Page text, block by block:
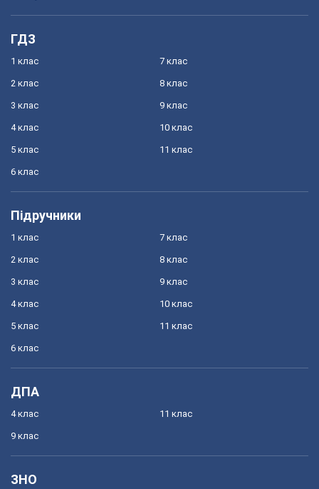
ГДЗ
1 клас
2 клас
3 клас
4 клас
5 клас
6 клас
7 клас
8 клас
9 клас
10 клас
11 клас
Підручники
1 клас
2 клас
3 клас
4 клас
5 клас
6 клас
7 клас
8 клас
9 клас
10 клас
11 клас
ДПА
4 клас
9 клас
11 клас
ЗНО